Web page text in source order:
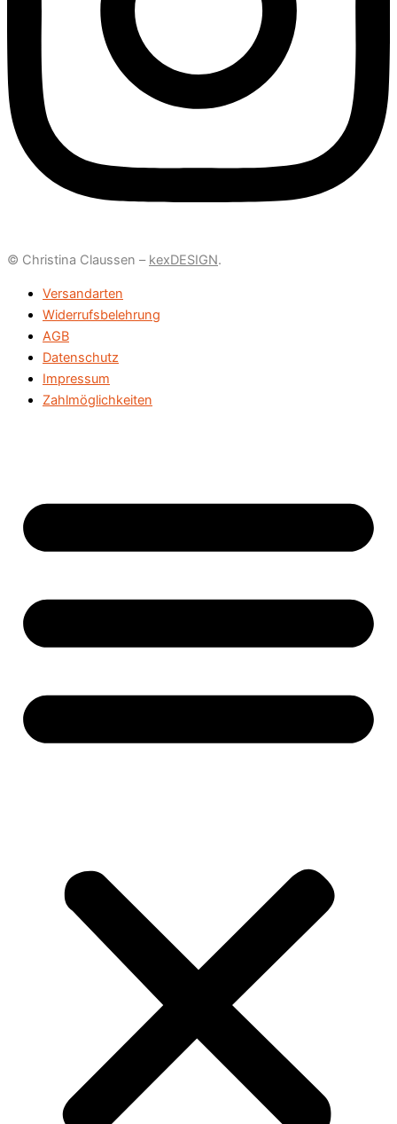
© Christina Claussen – kexDESIGN.
Versandarten
Widerrufsbelehrung
AGB
Datenschutz
Impressum
Zahlmöglichkeiten